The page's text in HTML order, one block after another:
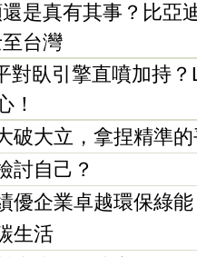
是真有其事？比亞
台灣
對臥引擎直噴加持
！
破大立，拿捏精準
討自己？
優企業卓越環保綠
生活